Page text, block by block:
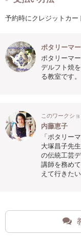
予約時にクレジットカー
ポタリーマ
ポタリーマ
デルフト焼
る教室です。
このワークシ
内藤恵子
「ポタリー
大塚昌子先
の伝統工芸
講師を務め
えて行きた